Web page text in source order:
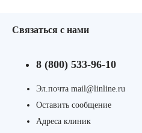
Связаться с нами
8 (800) 533-96-10
Эл.почта mail@linline.ru
Оставить сообщение
Адреса клиник